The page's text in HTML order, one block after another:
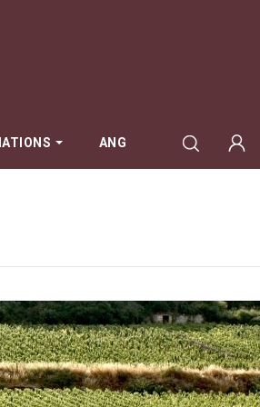
Naudin Claire
Noé - Jonathan Purcell
Pataille Sylvain
Petit Roy - Seiichi Saito
ANG